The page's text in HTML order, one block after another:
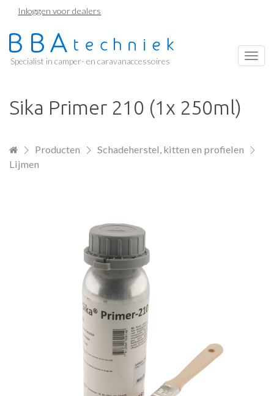
Overslaan
naar
de
Inloggen voor dealers
Specialist in camper- en caravanaccessoires
Sika Primer 210 (1x 250ml)
Producten
Schadeherstel, kitten en profielen
Lijmen